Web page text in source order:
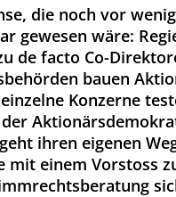
die noch vor
gewesen wäre:
de facto Co-
bauen
Konzerne
der
ihren eigenen
mit einem Vorstoss